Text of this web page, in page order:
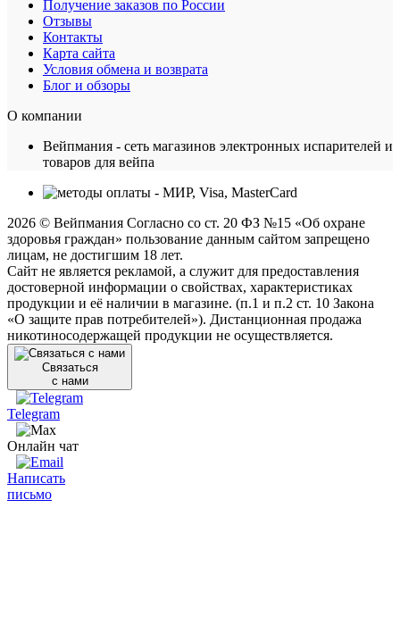
Получение заказов по России
Отзывы
Контакты
Карта сайта
Условия обмена и возврата
Блог и обзоры
О компании
Вейпмания - сеть магазинов электронных испарителей и
товаров для вейпа
2026 © Вейпмания Согласно со ст. 20 ФЗ №15 «Об охране
здоровья граждан» пользование данным сайтом запрещено
лицам, не достигшим 18 лет.
Сайт не является рекламой, а служит для предоставления
достоверной информации о свойствах, характеристиках
продукции и её наличии в магазине. (п.1 и п.2 ст. 10 Закона
«О защите прав потребителей»). Дистанционная продажа
никотиносодержащей продукции не осуществляется.
Связаться
с нами
Telegram
Онлайн чат
Написать
письмо